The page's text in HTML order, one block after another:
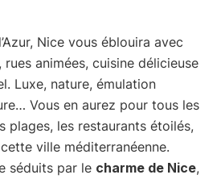
Nice vous éblouira avec
animées, cuisine délicieuse
Luxe, nature, émulation
Vous en aurez pour tous les
plages, les restaurants étoilés,
ville méditerranéenne.
séduits par le charme de Nice,